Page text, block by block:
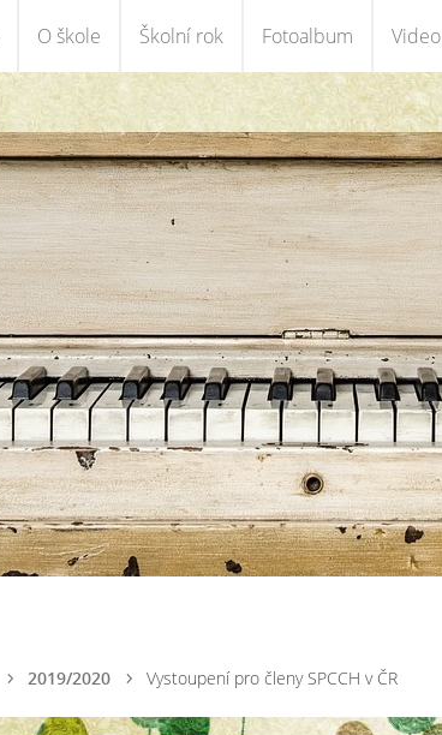
O škole Školní rok Fotoalbum Video
2019/2020 Vystoupení pro členy SPCCH v ČR